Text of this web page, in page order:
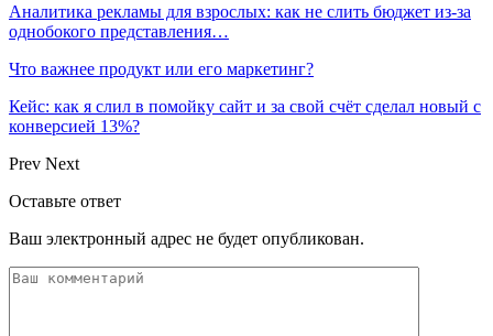
Аналитика рекламы для взрослых: как не слить бюджет из-за
однобокого представления…
Что важнее продукт или его маркетинг?
Кейс: как я слил в помойку сайт и за свой счёт сделал новый с
конверсией 13%?
Prev Next
Оставьте ответ
Ваш электронный адрес не будет опубликован.